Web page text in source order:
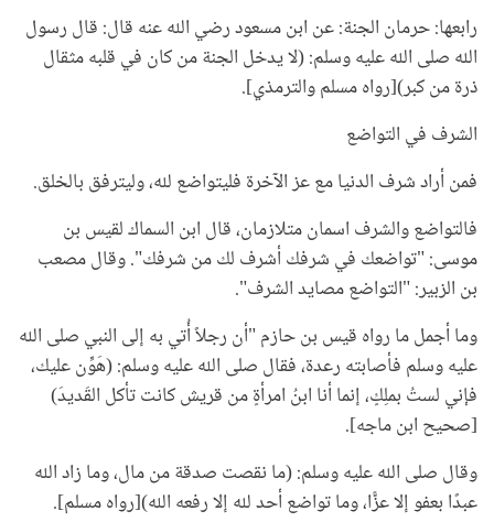
رابعها: حرمان الجنة: عن ابن مسعود رضي الله عنه قال: قال رسول
الله صلى الله عليه وسلم: (لا يدخل الجنة من كان في قلبه مثقال
ذرة من كبر)[رواه مسلم والترمذي].
الشرف في التواضع
فمن أراد شرف الدنيا مع عز الآخرة فليتواضع لله، وليترفق بالخلق.
فالتواضع والشرف اسمان متلازمان، قال ابن السماك لقيس بن
موسى: "تواضعك في شرفك أشرف لك من شرفك". وقال مصعب
بن الزبير: "التواضع مصايد الشرف".
وما أجمل ما رواه قيس بن حازم "أن رجلاً أُتي به إلى النبي صلى الله
عليه وسلم فأصابته رعدة، فقال صلى الله عليه وسلم: (هَوِّن عليك،
فإني لستُ بملِكٍ، إنما أنا ابنُ امرأةٍ من قريش كانت تأكل القَديدَ)
[صحيح ابن ماجه].
وقال صلى الله عليه وسلم: (ما نقصت صدقة من مال، وما زاد الله
عبدًا بعفو إلا عزًّا، وما تواضع أحد لله إلا رفعه الله)[رواه مسلم].